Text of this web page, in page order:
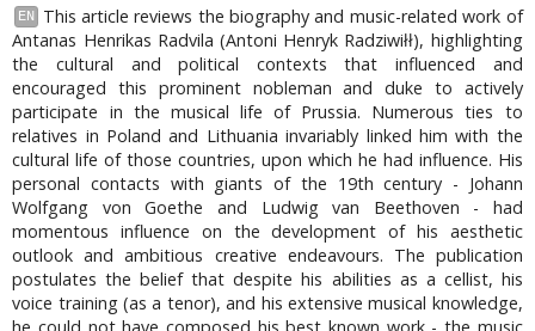
EN
This article reviews the biography and music-related work of
Antanas Henrikas Radvila (Antoni Henryk Radziwiłł), highlighting
the cultural and political contexts that influenced and
encouraged this prominent nobleman and duke to actively
participate in the musical life of Prussia. Numerous ties to
relatives in Poland and Lithuania invariably linked him with the
cultural life of those countries, upon which he had influence. His
personal contacts with giants of the 19th century - Johann
Wolfgang von Goethe and Ludwig van Beethoven - had
momentous influence on the development of his aesthetic
outlook and ambitious creative endeavours. The publication
postulates the belief that despite his abilities as a cellist, his
voice training (as a tenor), and his extensive musical knowledge,